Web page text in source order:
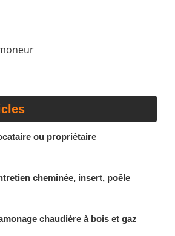
ou propriétaire
cheminée, insert, poêle
chaudière à bois et gaz